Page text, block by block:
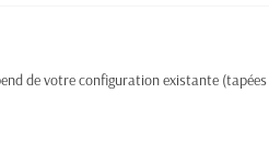
de votre configuration existante